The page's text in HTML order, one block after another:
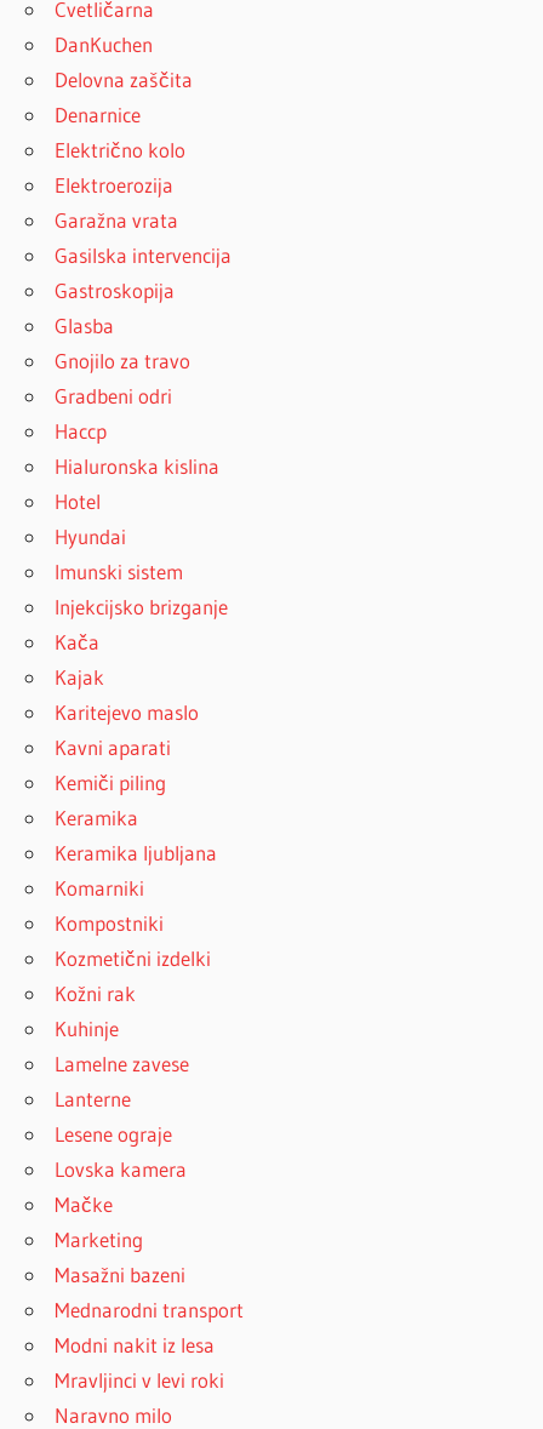
Cvetličarna
DanKuchen
Delovna zaščita
Denarnice
Električno kolo
Elektroerozija
Garažna vrata
Gasilska intervencija
Gastroskopija
Glasba
Gnojilo za travo
Gradbeni odri
Haccp
Hialuronska kislina
Hotel
Hyundai
Imunski sistem
Injekcijsko brizganje
Kača
Kajak
Karitejevo maslo
Kavni aparati
Kemiči piling
Keramika
Keramika ljubljana
Komarniki
Kompostniki
Kozmetični izdelki
Kožni rak
Kuhinje
Lamelne zavese
Lanterne
Lesene ograje
Lovska kamera
Mačke
Marketing
Masažni bazeni
Mednarodni transport
Modni nakit iz lesa
Mravljinci v levi roki
Naravno milo